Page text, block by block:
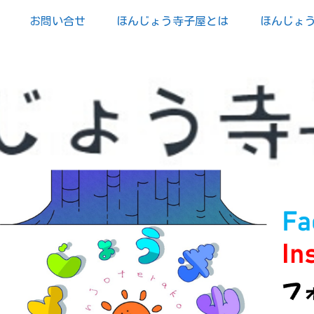
お問い合せ ほんじょう寺子屋とは ほんじょ